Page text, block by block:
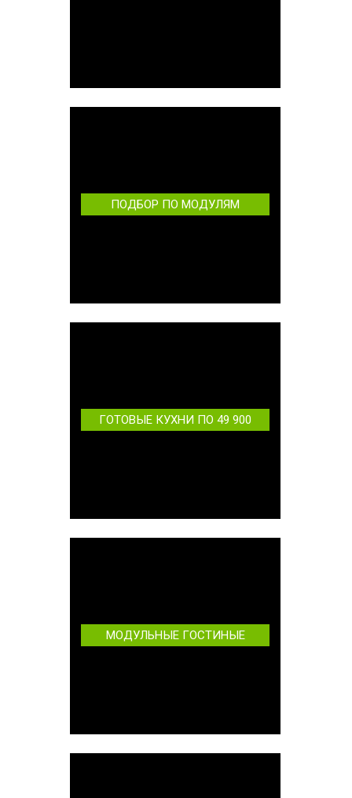
ПОДБОР ПО МОДУЛЯМ
ГОТОВЫЕ КУХНИ ПО 49 900
МОДУЛЬНЫЕ ГОСТИНЫЕ